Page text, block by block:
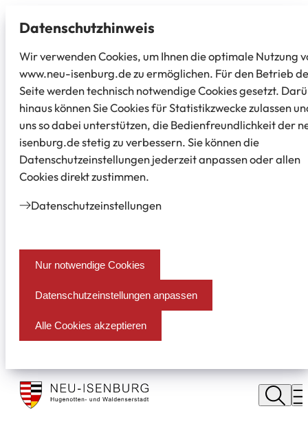
Datenschutz­hinweis
Wir verwenden Cookies, um Ihnen die optimale Nutzung
www.neu-isenburg.de zu ermöglichen. Für den Betrieb
Seite werden technisch notwendige Cookies gesetzt.
hinaus können Sie Cookies für Statistikzwecke zulassen
uns so dabei unterstützen, die Bedienfreundlichkeit der
isenburg.de stetig zu verbessern. Sie können die
Datenschutzeinstellungen jederzeit anpassen oder allen
Cookies direkt zustimmen.
Datenschutz­einstellungen
Nur notwendige Cookies
Datenschutzeinstellungen anpassen
Alle Cookies akzeptieren
Stadt
Neu
Isenburg